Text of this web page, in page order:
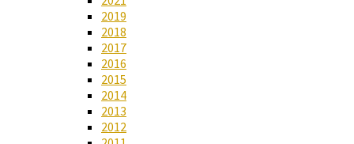
2019
2018
2017
2016
2015
2014
2013
2012